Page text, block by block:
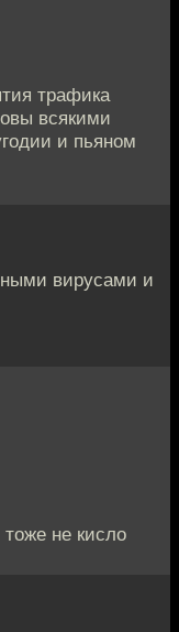
трафика
всякими
и пьяном
вирусами и
не кисло